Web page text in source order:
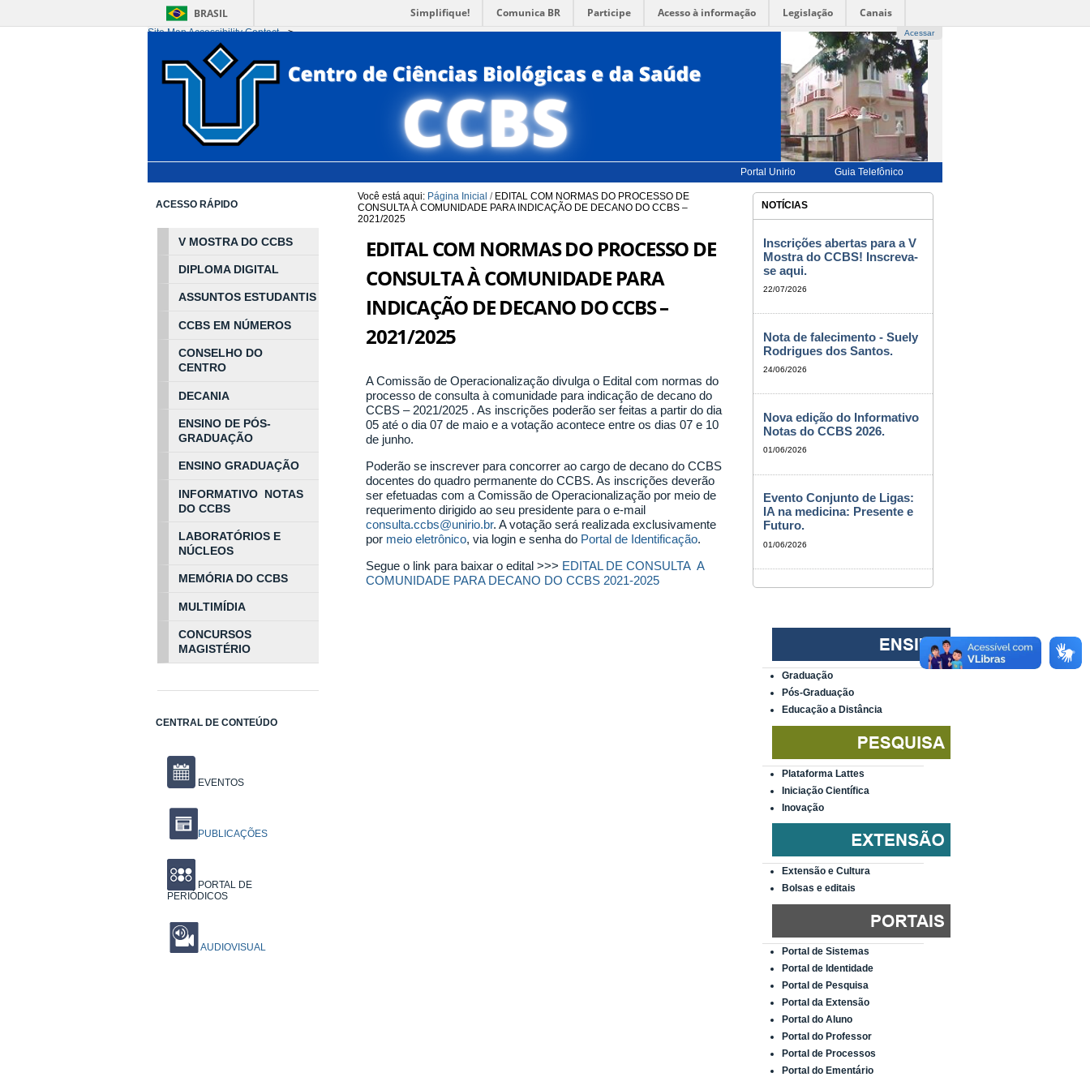
BRASIL Simplifique! Comunica BR Participe Acesso à informação Legislação Canais
Acessar
Ir para o conteúdo
ESPAÑOL |--> FRANÇAIS-->
ALTO CONTRASTE | MAPA DO SITE
Site MapAccessibility Contact-->
Portal Unirio Guia Telefônico
Você está aqui: Página Inicial / EDITAL COM NORMAS DO PROCESSO DE
CONSULTA À COMUNIDADE PARA INDICAÇÃO DE DECANO DO CCBS –
2021/2025
EDITAL COM NORMAS DO PROCESSO DE
CONSULTA À COMUNIDADE PARA
INDICAÇÃO DE DECANO DO CCBS –
2021/2025
A Comissão de Operacionalização divulga o Edital com normas do
processo de consulta à comunidade para indicação de decano do
CCBS – 2021/2025 . As inscrições poderão ser feitas a partir do dia
05 até o dia 07 de maio e a votação acontece entre os dias 07 e 10
de junho.
Poderão se inscrever para concorrer ao cargo de decano do CCBS
docentes do quadro permanente do CCBS. As inscrições deverão
ser efetuadas com a Comissão de Operacionalização por meio de
requerimento dirigido ao seu presidente para o e-mail
consulta.ccbs@unirio.br. A votação será realizada exclusivamente
por meio eletrônico, via login e senha do Portal de Identificação.
Segue o link para baixar o edital >>> EDITAL DE CONSULTA A
COMUNIDADE PARA DECANO DO CCBS 2021-2025
ACESSO RÁPIDO
V MOSTRA DO CCBS
DIPLOMA DIGITAL
ASSUNTOS ESTUDANTIS
CCBS EM NÚMEROS
CONSELHO DO
CENTRO
DECANIA
ENSINO DE PÓS-
GRADUAÇÃO
ENSINO GRADUAÇÃO
INFORMATIVO NOTAS
DO CCBS
LABORATÓRIOS E
NÚCLEOS
MEMÓRIA DO CCBS
MULTIMÍDIA
CONCURSOS
MAGISTÉRIO
CENTRAL DE CONTEÚDO
EVENTOS
PUBLICAÇÕES
PORTAL DE
PERIÓDICOS
AUDIOVISUAL
NOTÍCIAS
Inscrições abertas para a V
Mostra do CCBS! Inscreva-
se aqui.
22/07/2026
Nota de falecimento - Suely
Rodrigues dos Santos.
24/06/2026
Nova edição do Informativo
Notas do CCBS 2026.
01/06/2026
Evento Conjunto de Ligas:
IA na medicina: Presente e
Futuro.
01/06/2026
Graduação
Pós-Graduação
Educação a Distância
Plataforma Lattes
Iniciação Científica
Inovação
Extensão e Cultura
Bolsas e editais
Portal de Sistemas
Portal de Identidade
Portal de Pesquisa
Portal da Extensão
Portal do Aluno
Portal do Professor
Portal de Processos
Portal do Ementário